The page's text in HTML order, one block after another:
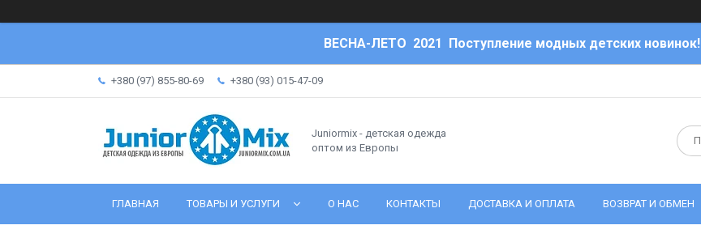
ВЕСНА-ЛЕТО 2021 Поступление модных детских новинок!
+380 (97) 855-80-69 +380 (93) 015-47-09
Juniormix - детская одежда
оптом из Европы
ГЛАВНАЯ ТОВАРЫ И УСЛУГИ О НАС КОНТАКТЫ ДОСТАВКА И ОПЛАТА ВОЗВРАТ И ОБМЕН